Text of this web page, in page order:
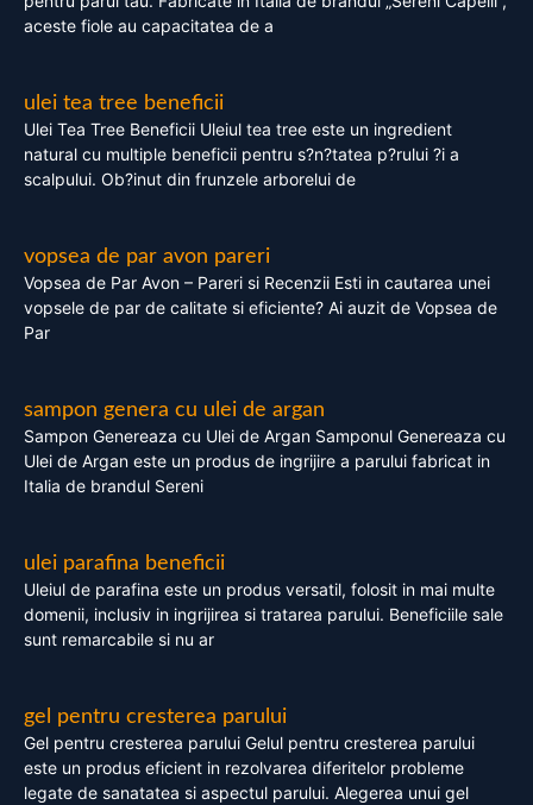
aceste fiole au capacitatea de a
ulei tea tree beneficii
Ulei Tea Tree Beneficii Uleiul tea tree este un ingredient
natural cu multiple beneficii pentru s?n?tatea p?rului ?i a
scalpului. Ob?inut din frunzele arborelui de
vopsea de par avon pareri
Vopsea de Par Avon – Pareri si Recenzii Esti in cautarea unei
vopsele de par de calitate si eficiente? Ai auzit de Vopsea de
Par
sampon genera cu ulei de argan
Sampon Genereaza cu Ulei de Argan Samponul Genereaza cu
Ulei de Argan este un produs de ingrijire a parului fabricat in
Italia de brandul Sereni
ulei parafina beneficii
Uleiul de parafina este un produs versatil, folosit in mai multe
domenii, inclusiv in ingrijirea si tratarea parului. Beneficiile sale
sunt remarcabile si nu ar
gel pentru cresterea parului
Gel pentru cresterea parului Gelul pentru cresterea parului
este un produs eficient in rezolvarea diferitelor probleme
legate de sanatatea si aspectul parului. Alegerea unui gel